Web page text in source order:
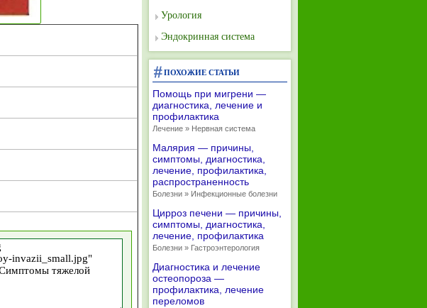
Урология
Эндокринная система
ПОХОЖИЕ СТАТЬИ
Помощь при мигрени —
диагностика, лечение и
профилактика
Лечение » Нервная система
Малярия — причины,
симптомы, диагностика,
лечение, профилактика,
распространенность
Болезни » Инфекционные болезни
Цирроз печени — причины,
симптомы, диагностика,
лечение, профилактика
Болезни » Гастроэнтерология
Диагностика и лечение
остеопороза —
профилактика, лечение
переломов